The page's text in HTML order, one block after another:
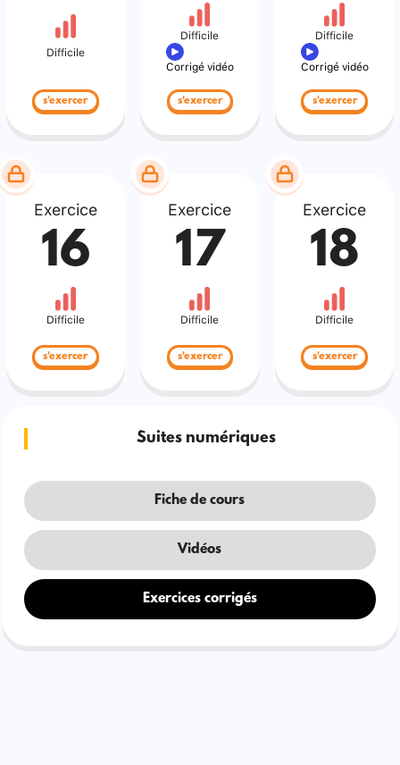
Difficile
s'exercer
Difficile
Corrigé vidéo
s'exercer
Difficile
Corrigé vidéo
s'exercer
Exercice
16
Difficile
s'exercer
Exercice
17
Difficile
s'exercer
Exercice
18
Difficile
s'exercer
Suites numériques
Fiche de cours
Vidéos
Exercices corrigés